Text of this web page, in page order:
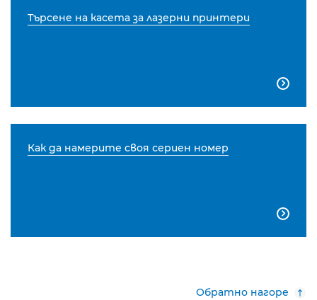
Търсене на касета за лазерни принтери

Как да намерите своя сериен номер

Обратно нагоре